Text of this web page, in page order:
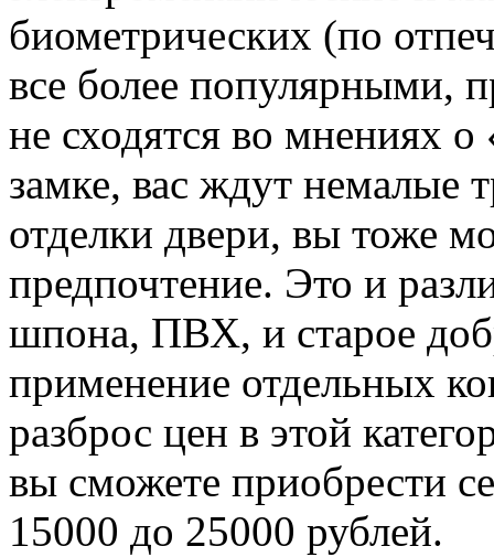
биометрических (по
все более популярными,
не сходятся во мнениях
замке, вас ждут немалые
отделки двери, вы тоже
предпочтение. Это и
шпона, ПВХ, и старое
применение отдельных
разброс цен в этой
вы сможете приобрести
15000 до 25000 рублей.